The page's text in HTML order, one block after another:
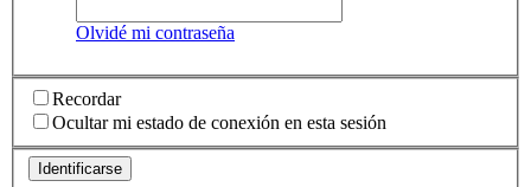
Olvidé mi contraseña
Recordar
Ocultar mi estado de conexión en esta sesión